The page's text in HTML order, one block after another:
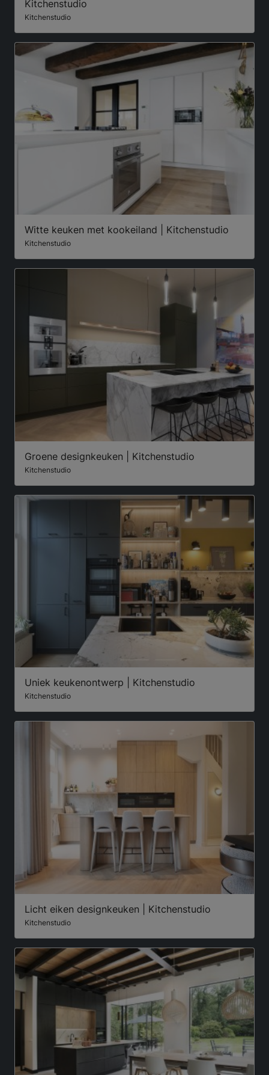
Kitchenstudio
Kitchenstudio
Witte keuken met kookeiland | Kitchenstudio
Kitchenstudio
Groene designkeuken | Kitchenstudio
Kitchenstudio
Uniek keukenontwerp | Kitchenstudio
Kitchenstudio
Licht eiken designkeuken | Kitchenstudio
Kitchenstudio